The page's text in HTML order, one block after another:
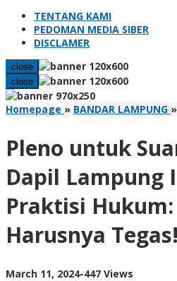
TENTANG KAMI
PEDOMAN MEDIA SIBER
DISCLAMER
close
close
Homepage » BANDAR LAMPUNG »
Pleno untuk
Dapil Lampung
Praktisi Hukum:
Harusnya Tegas!
March 11, 2024by
-447 Views